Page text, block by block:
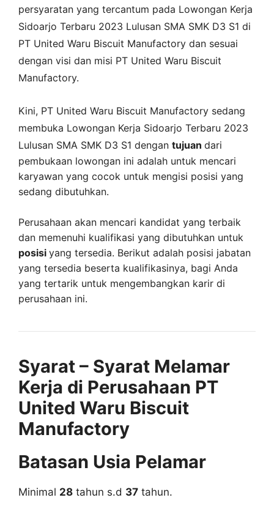
persyaratan yang tercantum pada Lowongan Kerja
Sidoarjo Terbaru 2023 Lulusan SMA SMK D3 S1 di
PT United Waru Biscuit Manufactory dan sesuai
dengan visi dan misi PT United Waru Biscuit
Manufactory.
Kini, PT United Waru Biscuit Manufactory sedang
membuka Lowongan Kerja Sidoarjo Terbaru 2023
Lulusan SMA SMK D3 S1 dengan tujuan dari
pembukaan lowongan ini adalah untuk mencari
karyawan yang cocok untuk mengisi posisi yang
sedang dibutuhkan.
Perusahaan akan mencari kandidat yang terbaik
dan memenuhi kualifikasi yang dibutuhkan untuk
posisi yang tersedia. Berikut adalah posisi jabatan
yang tersedia beserta kualifikasinya, bagi Anda
yang tertarik untuk mengembangkan karir di
perusahaan ini.
Syarat – Syarat Melamar
Kerja di Perusahaan PT
United Waru Biscuit
Manufactory
Batasan Usia Pelamar
Minimal 28 tahun s.d 37 tahun.